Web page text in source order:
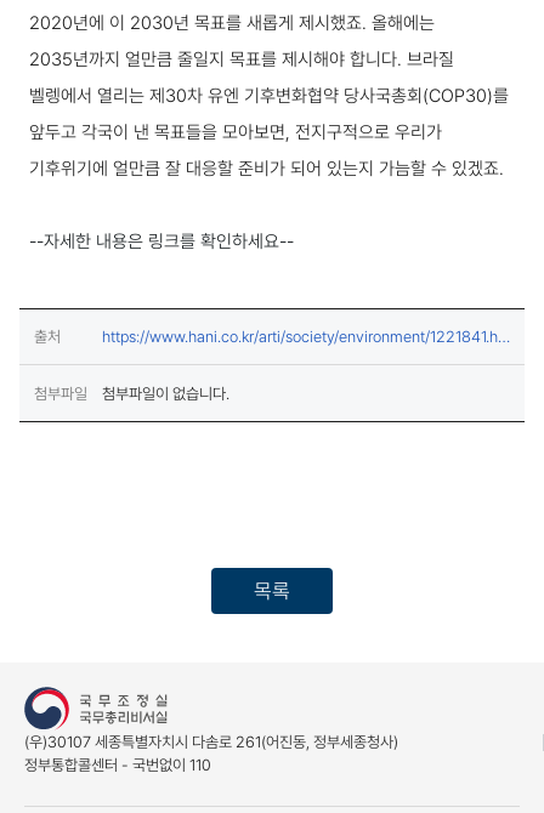
2020년에 이 2030년 목표를 새롭게 제시했죠. 올해에는
2035년까지 얼만큼 줄일지 목표를 제시해야 합니다. 브라질
벨렝에서 열리는 제30차 유엔 기후변화협약 당사국총회(COP30)를
앞두고 각국이 낸 목표들을 모아보면, 전지구적으로 우리가
기후위기에 얼만큼 잘 대응할 준비가 되어 있는지 가늠할 수 있겠죠.
--자세한 내용은 링크를 확인하세요--
출처
https://www.hani.co.kr/arti/society/environment/1221841.ht
ml
첨부파일
첨부파일이 없습니다.
목록
(우)30107 세종특별자치시 다솜로 261(어진동, 정부세종청사)
정부통합콜센터 - 국번없이 110